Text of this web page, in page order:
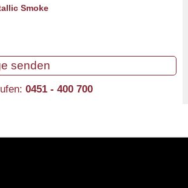
Smoke
senden
0451 - 400 700